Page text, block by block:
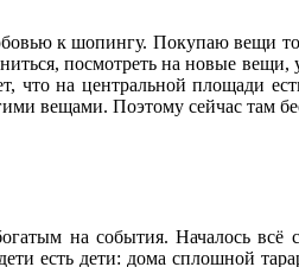
к шопингу. Покупаю вещи
посмотреть на новые
что на центральной площади
вещами. Поэтому сейчас там
на события. Началось всё
есть дети: дома сплошной